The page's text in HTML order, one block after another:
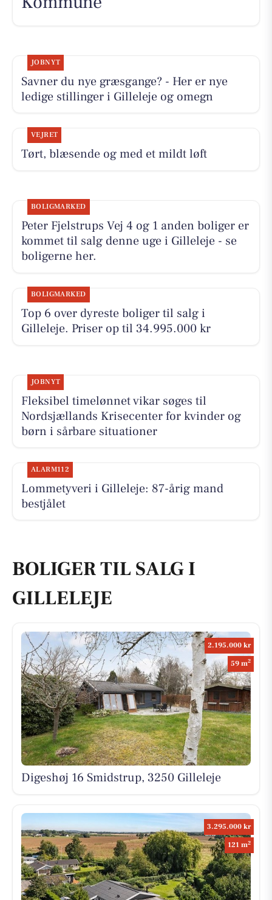
JOBNYT
Savner du nye græsgange? - Her er nye
ledige stillinger i Gilleleje og omegn
VEJRET
Tørt, blæsende og med et mildt løft
BOLIGMARKED
Peter Fjelstrups Vej 4 og 1 anden boliger er
kommet til salg denne uge i Gilleleje - se
boligerne her.
BOLIGMARKED
Top 6 over dyreste boliger til salg i
Gilleleje. Priser op til 34.995.000 kr
JOBNYT
Fleksibel timelønnet vikar søges til
Nordsjællands Krisecenter for kvinder og
børn i sårbare situationer
ALARM112
Lommetyveri i Gilleleje: 87-årig mand
bestjålet
BOLIGER TIL SALG I
GILLELEJE
2.195.000 kr
59 m2
Digeshøj 16 Smidstrup, 3250 Gilleleje
3.295.000 kr
121 m2